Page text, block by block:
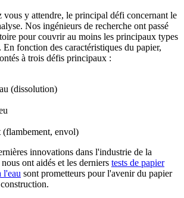
vous y attendre, le principal défi concernant le
Nos ingénieurs de recherche ont passé
pour couvrir au moins les principaux types
En fonction des caractéristiques du papier,
à trois défis principaux :
(dissolution)
(flambement, envol)
innovations dans l'industrie de la
ont aidés et les derniers tests de papier
l'eau sont prometteurs pour l'avenir du papier